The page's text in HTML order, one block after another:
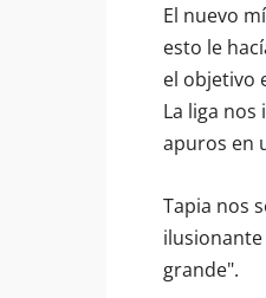
El nuevo
esto le
el objetivo
La liga
apuros en
Tapia nos
grande".